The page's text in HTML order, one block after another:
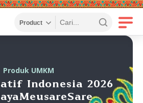
Produk UMKM
Indonesia 2026